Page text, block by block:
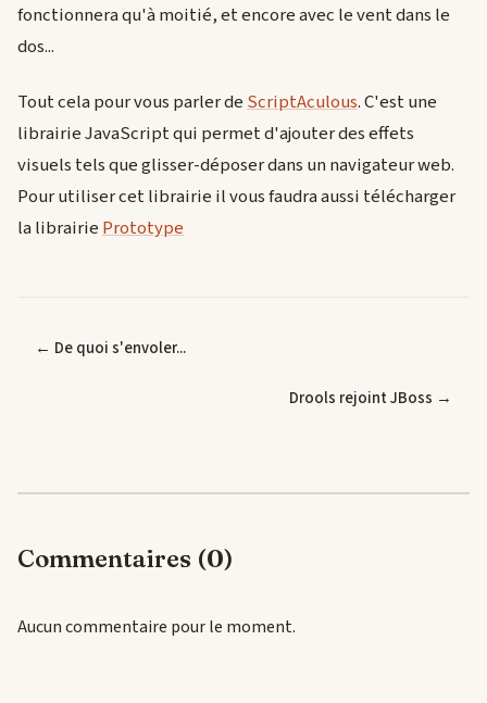
fonctionnera qu'à moitié, et encore avec le vent dans le
dos...
Tout cela pour vous parler deScriptAculous. C'est une
librairie JavaScript qui permet d'ajouter des effets
visuels tels que glisser-déposer dans un navigateur web.
Pour utiliser cet librairie il vous faudra aussi télécharger
la librairiePrototype
← De quoi s'envoler...
Drools rejoint JBoss →
Commentaires (0)
Aucun commentaire pour le moment.